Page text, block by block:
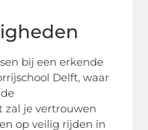
bij een erkende
Delft, waar
zal je vertrouwen
op veilig rijden in